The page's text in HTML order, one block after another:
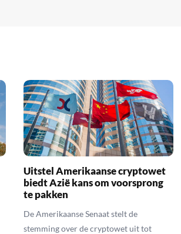
Uitstel Amerikaanse cryptowet
biedt Azië kans om voorsprong
te pakken
De Amerikaanse Senaat stelt de
stemming over de cryptowet uit tot